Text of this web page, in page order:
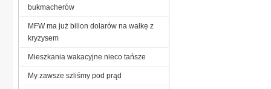
bukmacherów
MFW ma już bilion dolarów na walkę z
kryzysem
Mieszkania wakacyjne nieco tańsze
My zawsze szliśmy pod prąd